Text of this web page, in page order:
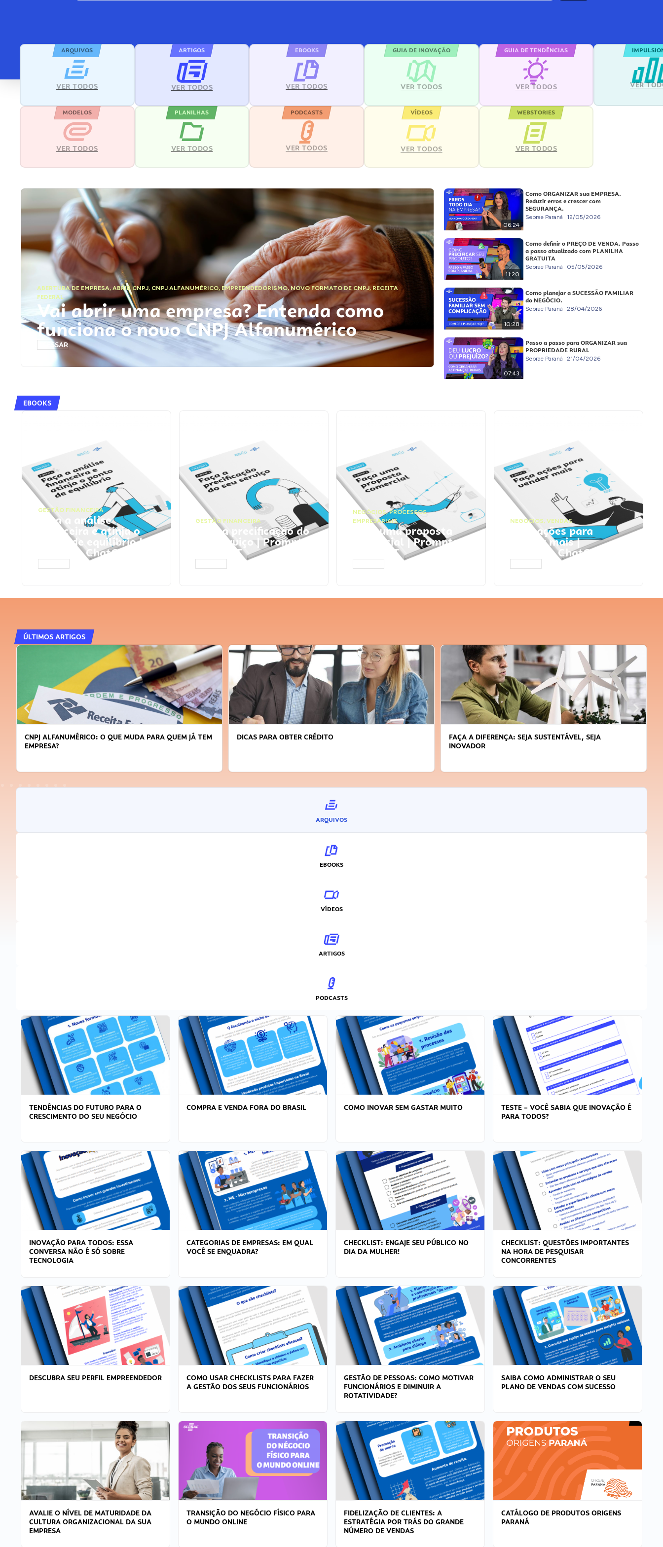
ARQUIVOS
VER TODOS
ARTIGOS
VER TODOS
EBOOKS
VER TODOS
GUIA DE INOVAÇÃO
VER TODOS
GUIA DE TENDÊNCIAS
VER TODOS VER
MODELOS
VER TODOS
PLANILHAS
VER TODOS
PODCASTS
VER TODOS
VÍDEOS
VER TODOS
WEBSTORIES
VER TODOS
ABERTURA DE EMPRESA,ABRIR CNPJ, CNPJ ALFANUMÉRICO, EMPREENDEDORISMO,NOVO FORMATO DE CNPJ,RECEITA
FEDERAL
Vai abrir uma empresa? Entenda como
funciona o novo CNPJ Alfanumérico
ACESSAR
06:24
Como ORGANIZAR sua EMPRESA.
Reduzir erros e crescer com
SEGURANÇA.
Sebrae Paraná 12/05/2026
11:20
Como definir o PREÇO DE VENDA. Passo
a passo atualizado com PLANILHA
GRATUITA
Sebrae Paraná 05/05/2026
10:28
Como planejar a SUCESSÃO FAMILIAR
do NEGÓCIO.
Sebrae Paraná 28/04/2026
07:43
Passo a passo para ORGANIZAR sua
PROPRIEDADE RURAL
Sebrae Paraná 21/04/2026
EBOOKS
GESTÃO FINANCEIRA
Faça a análise
financeira e atinja o
ponto de equilíbrio |
Prompts ChatGPT
GESTÃO FINANCEIRA
Faça a precificação do
seu serviço | Prompts
ChatGPT
NEGÓCIOS,PROCESSOS
EMPRESARIAIS
Faça uma proposta
comercial | Prompts
ChatGPT
NEGÓCIOS, VENDAS
Faça ações para
vender mais |
Prompts ChatGPT
ÚLTIMOS ARTIGOS
CNPJ ALFANUMÉRICO: O QUE MUDA PARA QUEM JÁ TEM
EMPRESA?
DICAS PARA OBTER CRÉDITO
FAÇA A DIFERENÇA: SEJA SUSTENTÁVEL, SEJA
INOVADOR
ARQUIVOS
EBOOKS
VÍDEOS
ARTIGOS
PODCASTS
TENDÊNCIAS DO FUTURO PARA O
CRESCIMENTO DO SEU NEGÓCIO
COMPRA E VENDA FORA DO BRASIL COMO INOVAR SEM GASTAR MUITO
TESTE – VOCÊ SABIA QUE INOVAÇÃO É
PARA TODOS?
INOVAÇÃO PARA TODOS: ESSA
CONVERSA NÃO É SÓ SOBRE
TECNOLOGIA
CATEGORIAS DE EMPRESAS: EM QUAL
VOCÊ SE ENQUADRA?
CHECKLIST: ENGAJE SEU PÚBLICO NO
DIA DA MULHER!
CHECKLIST: QUESTÕES IMPORTANTES
NA HORA DE PESQUISAR
CONCORRENTES
DESCUBRA SEU PERFIL EMPREENDEDOR
COMO USAR CHECKLISTS PARA FAZER
A GESTÃO DOS SEUS FUNCIONÁRIOS
GESTÃO DE PESSOAS: COMO MOTIVAR
FUNCIONÁRIOS E DIMINUIR A
ROTATIVIDADE?
SAIBA COMO ADMINISTRAR O SEU
PLANO DE VENDAS COM SUCESSO
AVALIE O NÍVEL DE MATURIDADE DA
CULTURA ORGANIZACIONAL DA SUA
EMPRESA
TRANSIÇÃO DO NEGÓCIO FÍSICO PARA
O MUNDO ONLINE
FIDELIZAÇÃO DE CLIENTES: A
ESTRATÉGIA POR TRÁS DO GRANDE
NÚMERO DE VENDAS
CATÁLOGO DE PRODUTOS ORIGENS
PARANÁ